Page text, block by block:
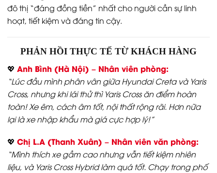
đô thị “đáng đồng tiền” nhất cho người cần sự linh
hoạt, tiết kiệm và đáng tin cậy.
PHẢN HỒI THỰC TẾ TỪ KHÁCH HÀNG
💖 Anh Bình (Hà Nội) – Nhân viên phòng:
“Lúc đầu mình phân vân giữa Hyundai Creta và Yaris
Cross, nhưng khi lái thử thì Yaris Cross ăn điểm hoàn
toàn! Xe êm, cách âm tốt, nội thất rộng rãi. Hơn nữa
lại là xe nhập khẩu mà giá cực hợp lý!”
💖 Chị L.A (Thanh Xuân) – Nhân viên văn phòng:
“Mình thích xe gầm cao nhưng vẫn tiết kiệm nhiên
liệu, và Yaris Cross Hybrid làm quá tốt. Chạy trong phố